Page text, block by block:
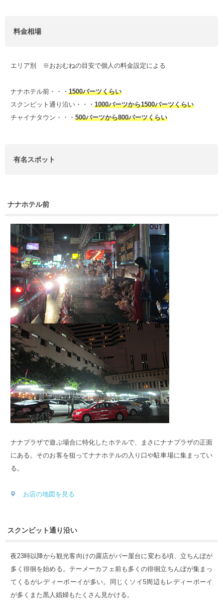
料金相場
エリア別 ※おおむねの目安で個人の料金設定による
ナナホテル前・・・ 1500バーツくらい
スクンビット通り沿い・・・ 1000バーツから1500バーツくらい
チャイナタウン・・・ 500バーツから800バーツくらい
有名スポット
ナナホテル前
ナナプラザで遊ぶ場合に特化したホテルで、まさにナナプラザの正面
にある。そのお客を狙ってナナホテルの入り口や駐車場に集まってい
る。
お店の地図を見る
スクンビット通り沿い
夜23時以降から観光客向けの露店がバー屋台に変わる頃、立ちんぼが
多く徘徊を始める。テーメーカフェ前も多くの徘徊立ちんぼが集まっ
てくるがレディーボーイが多い。同じくソイ5周辺もレディーボーイ
が多くまた黒人娼婦もたくさん見かける。